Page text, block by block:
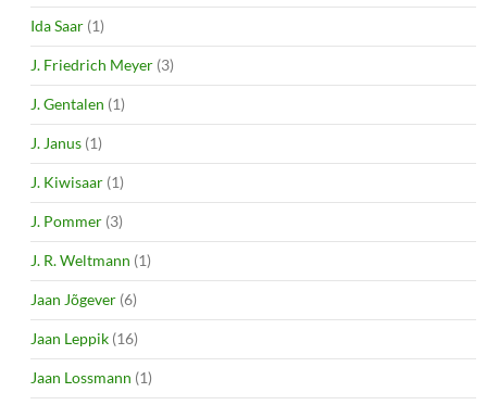
Ida Saar (1)
J. Friedrich Meyer (3)
J. Gentalen (1)
J. Janus (1)
J. Kiwisaar (1)
J. Pommer (3)
J. R. Weltmann (1)
Jaan Jõgever (6)
Jaan Leppik (16)
Jaan Lossmann (1)